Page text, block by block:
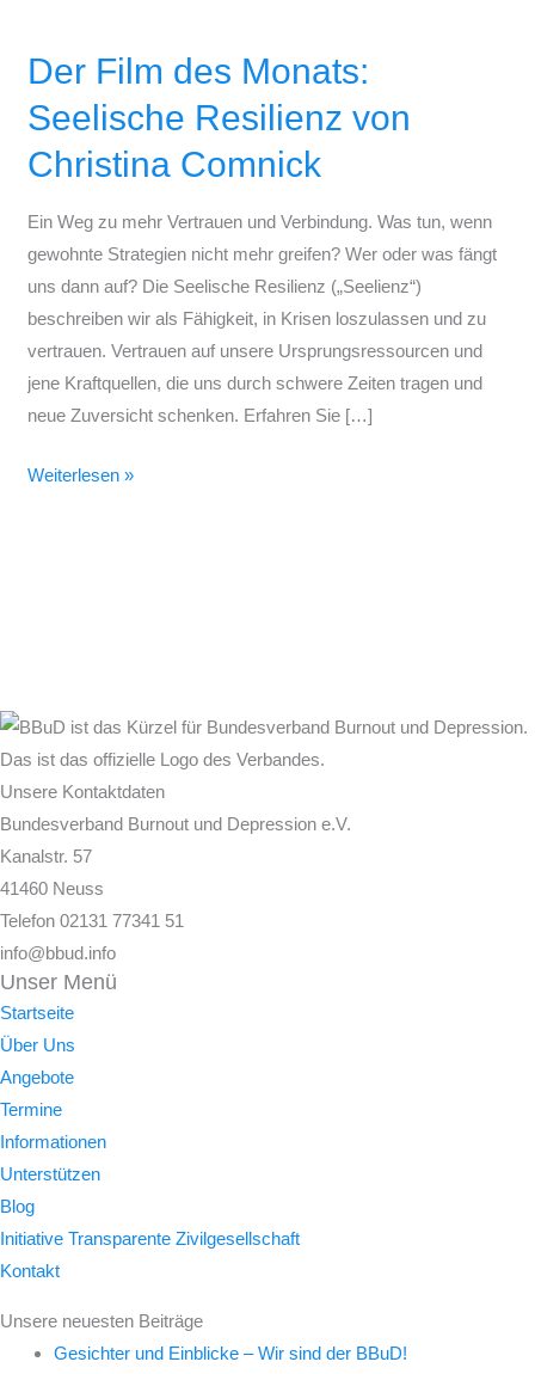
Der Film des Monats:
Seelische Resilienz von
Christina Comnick
Ein Weg zu mehr Vertrauen und Verbindung. Was tun, wenn
gewohnte Strategien nicht mehr greifen? Wer oder was fängt
uns dann auf? Die Seelische Resilienz („Seelienz“)
beschreiben wir als Fähigkeit, in Krisen loszulassen und zu
vertrauen. Vertrauen auf unsere Ursprungsressourcen und
jene Kraftquellen, die uns durch schwere Zeiten tragen und
neue Zuversicht schenken. Erfahren Sie […]
des
Monats:
Seelische
Resilienz
Christina
Comnick
Weiterlesen »
Unsere Kontaktdaten
Bundesverband Burnout und Depression e.V.
Kanalstr. 57
41460 Neuss
Telefon 02131 77341 51
info@bbud.info
Unser Menü
Startseite
Über Uns
Angebote
Termine
Informationen
Unterstützen
Blog
Initiative Transparente Zivilgesellschaft
Kontakt
Unsere neuesten Beiträge
Gesichter und Einblicke – Wir sind der BBuD!